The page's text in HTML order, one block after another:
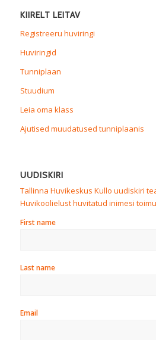
KIIRELT LEITAV
Registreeru huviringi
Huviringid
Tunniplaan
Stuudium
Leia oma klass
Ajutised muudatused tunniplaanis
UUDISKIRI
Tallinna Huvikeskus Kullo uudiskiri
Huvikoolielust huvitatud inimesi
First name
Last name
Email